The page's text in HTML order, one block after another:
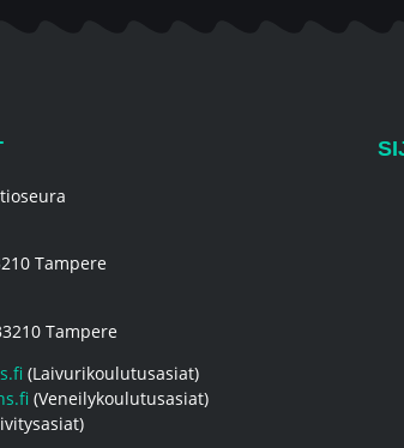
Tampere
Tampere
(Laivurikoulutusasiat)
(Veneilykoulutusasiat)